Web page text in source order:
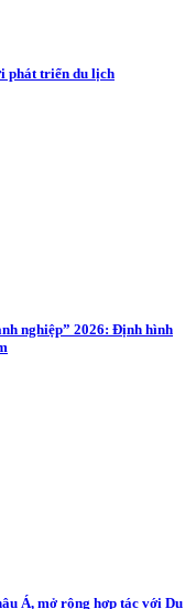
phát triển du lịch
nghiệp” 2026: Định hình
Á, mở rộng hợp tác với Du